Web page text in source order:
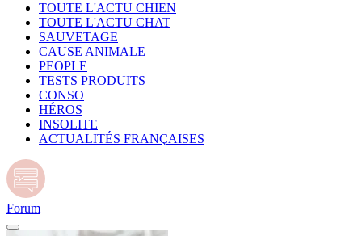
TOUTE L'ACTU CHIEN
TOUTE L'ACTU CHAT
SAUVETAGE
CAUSE ANIMALE
PEOPLE
TESTS PRODUITS
CONSO
HÉROS
INSOLITE
ACTUALITÉS FRANÇAISES
Forum